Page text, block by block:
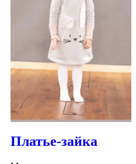
Платье-зайка